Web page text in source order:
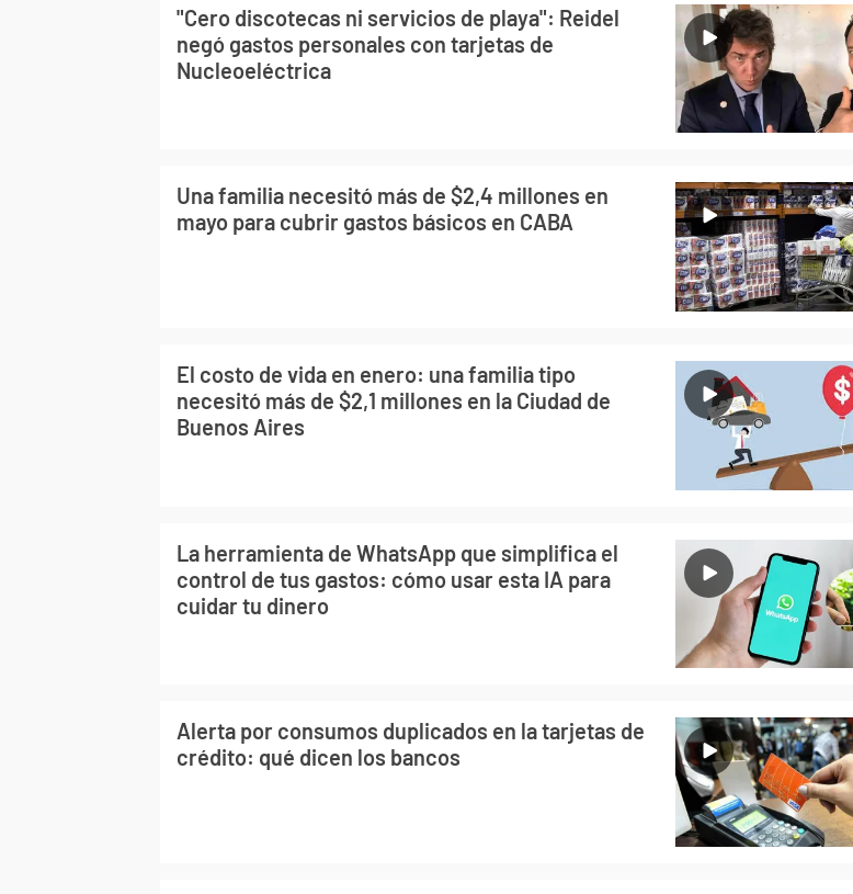
"Cero discotecas ni servicios de playa": Reidel
negó gastos personales con tarjetas de
Nucleoeléctrica
Una familia necesitó más de $2,4 millones en
mayo para cubrir gastos básicos en CABA
El costo de vida en enero: una familia tipo
necesitó más de $2,1 millones en la Ciudad de
Buenos Aires
La herramienta de WhatsApp que simplifica el
control de tus gastos: cómo usar esta IA para
cuidar tu dinero
Alerta por consumos duplicados en la tarjetas de
crédito: qué dicen los bancos